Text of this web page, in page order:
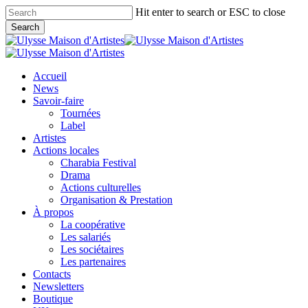
Skip
to
main
content
Hit enter to search or ESC to close
Search
Close
Search
search
Menu
Accueil
News
Savoir-faire
Tournées
Label
Artistes
Actions locales
Charabia Festival
Drama
Actions culturelles
Organisation & Prestation
À propos
La coopérative
Les salariés
Les sociétaires
Les partenaires
Contacts
Newsletters
Boutique